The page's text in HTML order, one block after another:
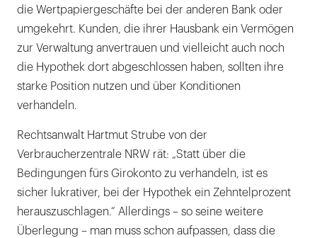
die Wertpapiergeschäfte bei der anderen Bank oder
umgekehrt. Kunden, die ihrer Hausbank ein Vermögen
zur Verwaltung anvertrauen und vielleicht auch noch
die Hypothek dort abgeschlossen haben, sollten ihre
starke Position nutzen und über Konditionen
verhandeln.
Rechtsanwalt Hartmut Strube von der
Verbraucherzentrale NRW rät: „Statt über die
Bedingungen fürs Girokonto zu verhandeln, ist es
sicher lukrativer, bei der Hypothek ein Zehntelprozent
herauszuschlagen.“ Allerdings – so seine weitere
Überlegung – man muss schon aufpassen, dass die